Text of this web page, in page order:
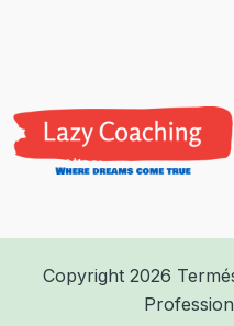
Copyright 2026